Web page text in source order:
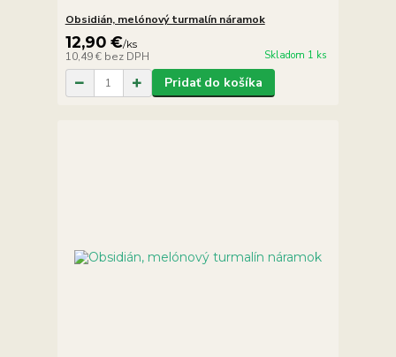
Obsidián, melónový turmalín náramok
12,90 €/ks
10,49 € bez DPH Skladom 1 ks
Pridať do košíka